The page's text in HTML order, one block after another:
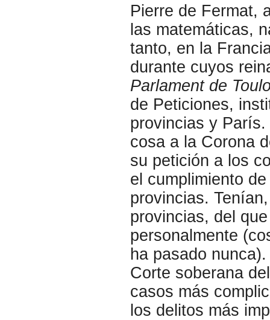
Pierre de Fermat,
las matemáticas,
tanto, en la
durante cuyos
Parlament de
de Peticiones,
provincias y
cosa a la Corona
su petición a los
el cumplimiento
provincias.
provincias, del
personalmente
ha pasado
Corte soberana
casos más
los delitos más